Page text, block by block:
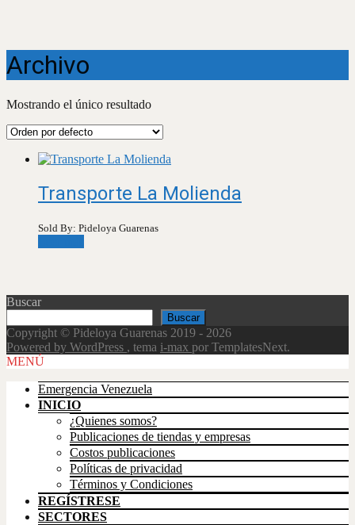
Archivo
Mostrando el único resultado
Transporte La Molienda
Sold By: Pideloya Guarenas
Buscar
Buscar
Copyright © Pideloya Guarenas 2019 - 2026
Powered by WordPress , tema i-max por TemplatesNext.
Scroll
MENÚ
Emergencia Venezuela
INICIO
¿Quienes somos?
Publicaciones de tiendas y empresas
Costos publicaciones
Políticas de privacidad
Términos y Condiciones
REGÍSTRESE
SECTORES